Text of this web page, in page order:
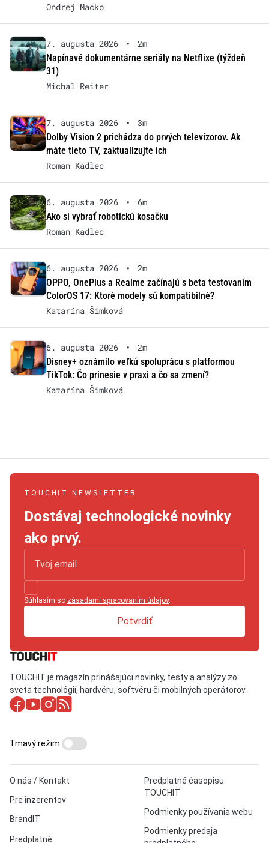
Ondrej Macko
7. augusta 2026 •
2m
Napínavé dokumentárne seriály na Netflixe (týždeň
31)
Michal Reiter
7. augusta 2026 •
3m
Dolby Vision 2 prichádza do prvých televízorov. Ak
máte tieto TV, zaktualizujte ich
Roman Kadlec
6. augusta 2026 •
6m
Ako si vybrať robotickú kosačku
Roman Kadlec
6. augusta 2026 •
2m
OPPO, OnePlus a Realme začínajú s beta testovaním
ColorOS 17: Ktoré modely sú kompatibilné?
Katarína Šimková
6. augusta 2026 •
2m
Disney+ oznámilo veľkú spoluprácu s platformou
TikTok: Čo prinesie v praxi a čo sa zmení?
Katarína Šimková
TOUCHIT NEWSLETTER
Dostávaj technologické novinky
ako prvý.
Súhlasím so zásadami spracovaním údajov.
Potvrdiť
TOUCHIT je magazín prinášajúci novinky, testy a analýzy zo
sveta technológií, hardvéru, softvéru či mobilných operátorov.
O nás / Kontakt
Pre inzerentov
BrandIT
Predplatné
Predplatné časopisu
TOUCHIT
Podmienky používania webu
Podmienky predaja
Tmavý režim